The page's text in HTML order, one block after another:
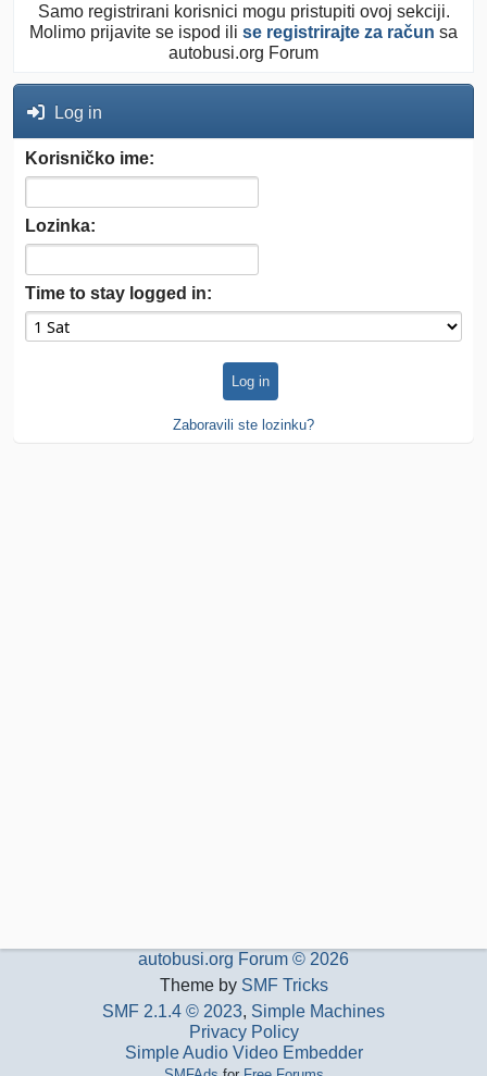
Samo registrirani korisnici mogu pristupiti ovoj sekciji.
Molimo prijavite se ispod ili se registrirajte za račun sa
autobusi.org Forum
Log in
Korisničko ime:
Lozinka:
Time to stay logged in:
Zaboravili ste lozinku?
autobusi.org Forum © 2026
Theme by SMF Tricks
SMF 2.1.4 © 2023, Simple Machines
Privacy Policy
Simple Audio Video Embedder